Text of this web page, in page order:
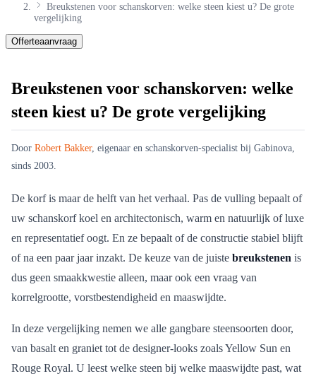
Breukstenen voor schanskorven: welke steen kiest u? De grote
vergelijking
Offerteaanvraag
Breukstenen voor schanskorven: welke
steen kiest u? De grote vergelijking
Door Robert Bakker, eigenaar en schanskorven-specialist bij Gabinova,
sinds 2003.
De korf is maar de helft van het verhaal. Pas de vulling bepaalt of
uw schanskorf koel en architectonisch, warm en natuurlijk of luxe
en representatief oogt. En ze bepaalt of de constructie stabiel blijft
of na een paar jaar inzakt. De keuze van de juiste breukstenen is
dus geen smaakkwestie alleen, maar ook een vraag van
korrelgrootte, vorstbestendigheid en maaswijdte.
In deze vergelijking nemen we alle gangbare steensoorten door,
van basalt en graniet tot de designer-looks zoals Yellow Sun en
Rouge Royal. U leest welke steen bij welke maaswijdte past, wat